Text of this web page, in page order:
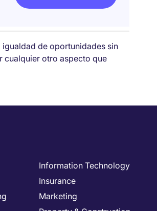
igualdad de oportunidades sin
cualquier otro aspecto que
Information Technology
Insurance
Marketing